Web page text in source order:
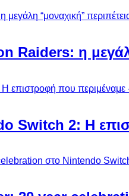
Raiders: η
Switch 2: Η